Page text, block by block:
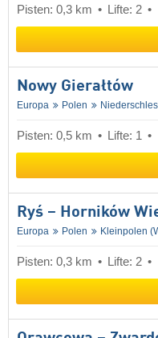
Pisten: 0,3 km Lifte: 2
Nowy Gierałtów
Europa Polen
Pisten: 0,5 km Lifte: 1
Ryś – Horników
Europa Polen Kleinpolen
Pisten: 0,3 km Lifte: 2